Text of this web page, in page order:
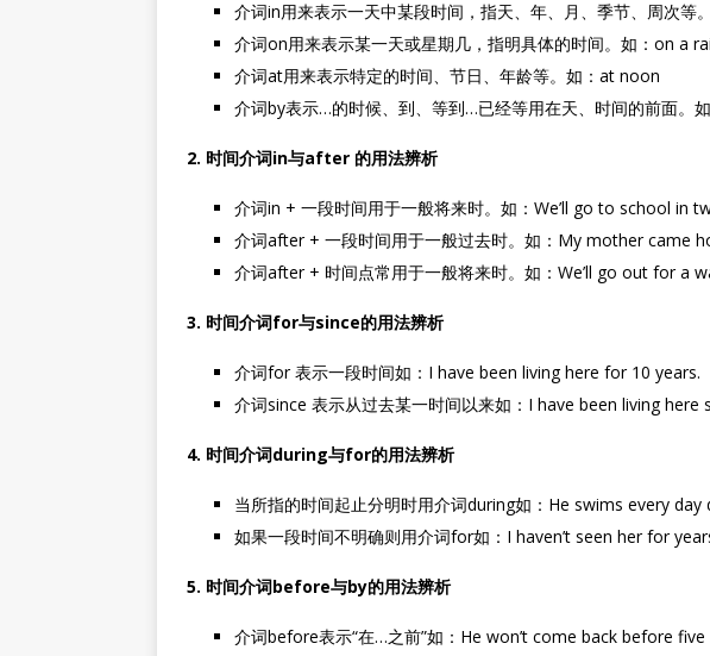
介词in用来表示一天中某段时间，指天、年、月、季节、周次等
介词on用来表示某一天或星期几，指明具体的时间。如：on a
介词at用来表示特定的时间、节日、年龄等。如：at noon
介词by表示…的时候、到、等到…已经等用在天、时间的前面。
2. 时间介词in与after 的用法辨析
介词in + 一段时间用于一般将来时。如：We’ll go to school in
介词after + 一段时间用于一般过去时。如：My mother came
介词after + 时间点常用于一般将来时。如：We’ll go out for a
3. 时间介词for与since的用法辨析
介词for 表示一段时间如：I have been living here for 10 years.
介词since 表示从过去某一时间以来如：I have been living here
4. 时间介词during与for的用法辨析
当所指的时间起止分明时用介词during如：He swims every
如果一段时间不明确则用介词for如：I haven’t seen her for
5. 时间介词before与by的用法辨析
介词before表示“在…之前”如：He won’t come back before five